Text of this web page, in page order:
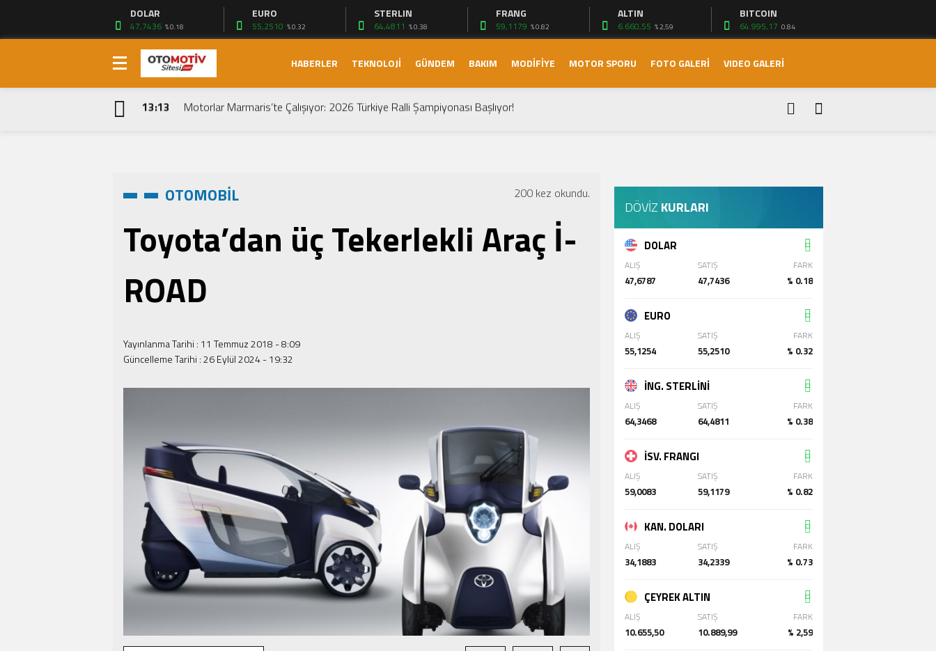
DOLAR
47,7436 % 0.18
EURO
55,2510 % 0.32
STERLIN
64,4811 % 0.38
FRANG
59,1179 % 0.82
ALTIN
6.660,55 % 2,59
BITCOIN
64.995,17 0.84
HABERLER TEKNOLOJİ GÜNDEM BAKIM MODİFİYE MOTOR SPORU FOTO GALERİ VIDEO GALERİ
19:48
Togg T10F: Türkiye’nin Yeni Elektrikli Sedanı Tanıtıldı
13:13
Motorlar Marmaris’te Çalışıyor: 2026 Türkiye Ralli Şampiyonası Başlıyor!
8:41
SUV Dünyasında Teknoloji Devrimi: Yeni Omoda 7 Türkiye’de!
21:23
2026 Yenilenen Volkswagen T-Cross: Kompakt SUV’de Yeni Standartlar
18:24
Türkiye’de Yılın Otomobili Yarışması
HABAŞ’ın Otomotiv Üretimine Başlaması
19:48
Togg T10F: Türkiye’nin Yeni Elektrikli Sedanı Tanıtıldı
OTOMOBİL 200 kez okundu.
Toyota’dan üç Tekerlekli Araç İ-
ROAD
Yayınlanma Tarihi : 11 Temmuz 2018 - 8:09
Güncelleme Tarihi :26 Eylül 2024 - 19:32
DÖVİZ KURLARI
DOLAR
ALIŞ SATIŞ FARK
47,6787 47,7436 % 0.18
EURO
ALIŞ SATIŞ FARK
55,1254 55,2510 % 0.32
İNG. STERLİNİ
ALIŞ SATIŞ FARK
64,3468 64,4811 % 0.38
İSV. FRANGI
ALIŞ SATIŞ FARK
59,0083 59,1179 % 0.82
KAN. DOLARI
ALIŞ SATIŞ FARK
34,1883 34,2339 % 0.73
ÇEYREK ALTIN
ALIŞ SATIŞ FARK
10.655,50 10.889,99 % 2,59